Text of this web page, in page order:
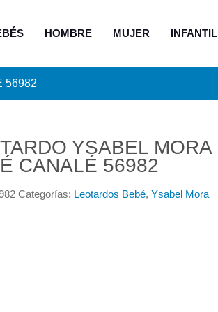
HOMBRE MUJER INFANTIL
56982
YSABEL MORA
CANALÉ 56982
Categorías: Leotardos Bebé,Ysabel Mora